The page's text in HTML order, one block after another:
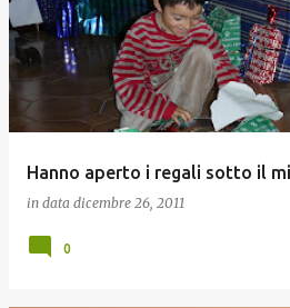
Hanno aperto i regali sotto il
in data dicembre 26, 2011
0